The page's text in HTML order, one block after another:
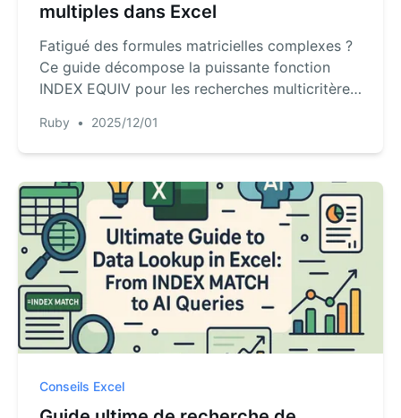
multiples dans Excel
Fatigué des formules matricielles complexes ?
Ce guide décompose la puissante fonction
INDEX EQUIV pour les recherches multicritères
qui vous permet de poser des questions en
français courant pour obtenir des réponses
données.
Ruby • 2025/12/01
Conseils Excel